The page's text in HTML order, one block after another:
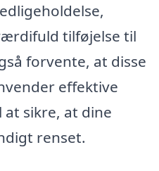
tilføjelse til
forvente, at disse
effektive
sikre, at dine
renset.